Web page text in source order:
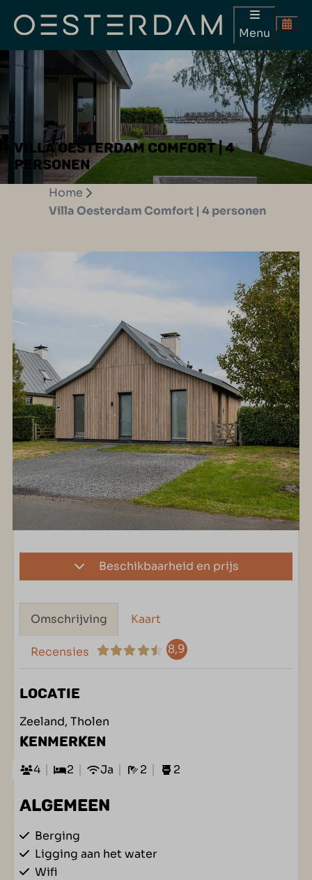
Menu
VILLA OESTERDAM COMFORT | 4
PERSONEN
Home
Villa Oesterdam Comfort | 4 personen
Beschikbaarheid en prijs
Omschrijving Kaart
Recensies 8,9
LOCATIE
Zeeland, Tholen
KENMERKEN
4 2 Ja 2 2
ALGEMEEN
Berging
Ligging aan het water
Wifi